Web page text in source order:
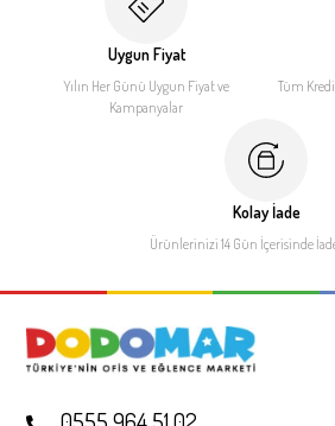
Uygun Fiyat
Yılın Her Günü Uygun Fiyatve
Kampanyalar
Tüm
Kolay İade
Ürünlerinizi 14 Gün İçerisinde